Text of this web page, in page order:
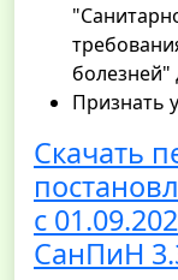
болезней"
Признать
Скачать
с
СанПиН